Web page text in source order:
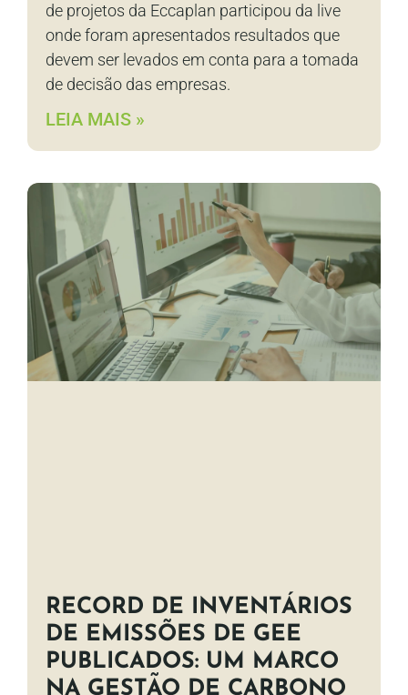
de projetos da Eccaplan participou da live
onde foram apresentados resultados que
devem ser levados em conta para a tomada
de decisão das empresas.
LEIA MAIS »
RECORD DE INVENTÁRIOS
DE EMISSÕES DE GEE
PUBLICADOS: UM MARCO
NA GESTÃO DE CARBONO